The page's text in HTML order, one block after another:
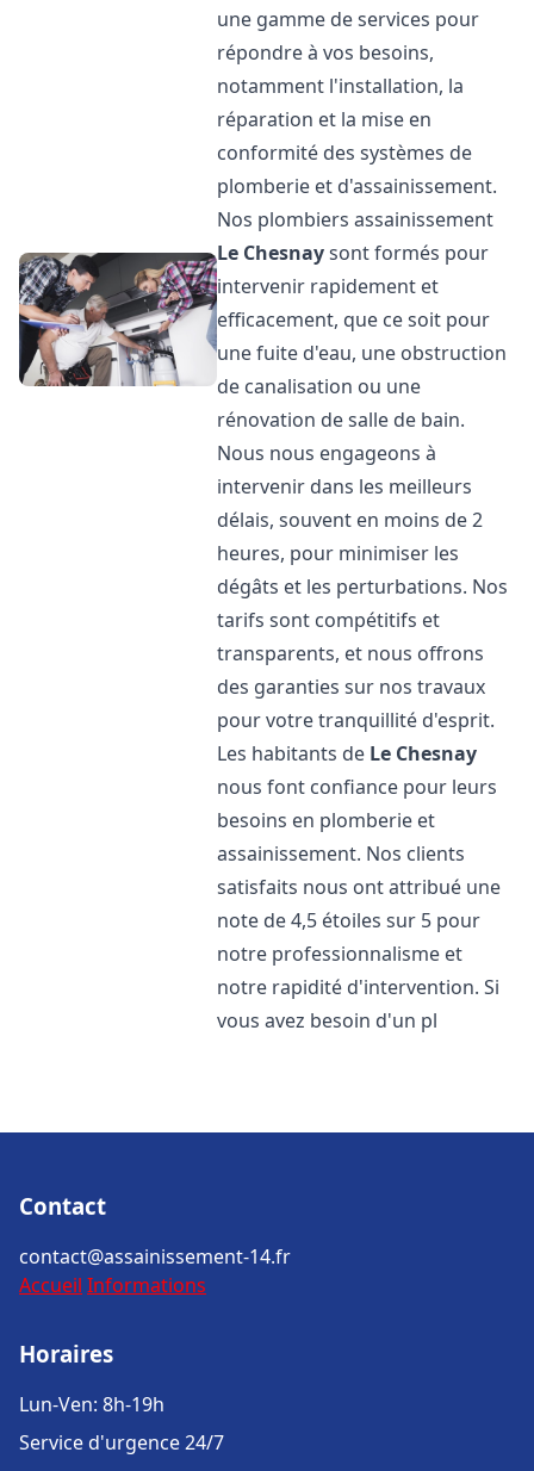
une gamme de services pour
répondre à vos besoins,
notamment l'installation, la
réparation et la mise en
conformité des systèmes de
plomberie et d'assainissement.
Nos plombiers assainissement
Le Chesnaysont formés pour
intervenir rapidement et
efficacement, que ce soit pour
une fuite d'eau, une obstruction
de canalisation ou une
rénovation de salle de bain.
Nous nous engageons à
intervenir dans les meilleurs
délais, souvent en moins de 2
heures, pour minimiser les
dégâts et les perturbations. Nos
tarifs sont compétitifs et
transparents, et nous offrons
des garanties sur nos travaux
pour votre tranquillité d'esprit.
Les habitants de Le Chesnay
nous font confiance pour leurs
besoins en plomberie et
assainissement. Nos clients
satisfaits nous ont attribué une
note de 4,5 étoiles sur 5 pour
notre professionnalisme et
notre rapidité d'intervention. Si
vous avez besoin d'un pl
Contact
contact@assainissement-14.fr
Accueil Informations
Horaires
Lun-Ven: 8h-19h
Service d'urgence 24/7